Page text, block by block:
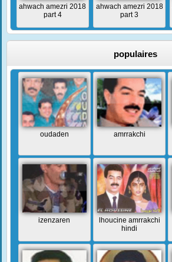
ahwach amezri 2018
part 4
ahwach amezri 2018
part 3
populaires
oudaden amrrakchi
izenzaren
lhoucine amrrakchi
hindi